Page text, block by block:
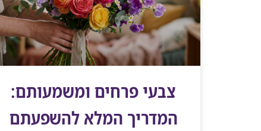
צבעי פרחים ומשמעותם:
המדריך המלא להשפעתם